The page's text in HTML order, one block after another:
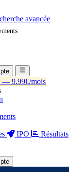
avancée
— 9.99€/mois
IPO
Résultats